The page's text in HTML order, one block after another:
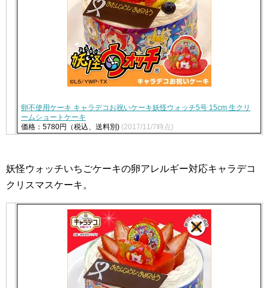
卵不使用ケーキ キャラデコお祝いケーキ妖怪ウォッチ5号 15cm 生クリ
ームショートケーキ
価格：5780円（税込、送料別) (2017/11/7時点)
妖怪ウォッチいちごケーキの卵アレルギー対応キャラデコ
クリスマスケーキ。